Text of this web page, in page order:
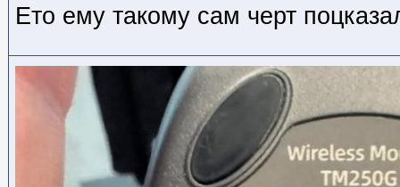
Ето ему такому сам черт